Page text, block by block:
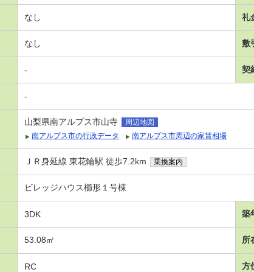
なし 礼
なし 敷
- 契
-
山梨県南アルプス市山寺
周辺地図
南アルプス市の行政データ
南アルプス市周辺の家賃相場
ＪＲ身延線 東花輪駅 徒歩7.2km 乗換案内
ビレッジハウス櫛形１号棟
3DK 築
53.08㎡ 所
RC 方